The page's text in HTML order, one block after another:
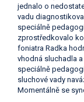
jednalo o
vadu
speciálně
zprostředkovalo
foniatra Radka
vhodná sluchadla
speciálně
sluchové vady
Momentálně se